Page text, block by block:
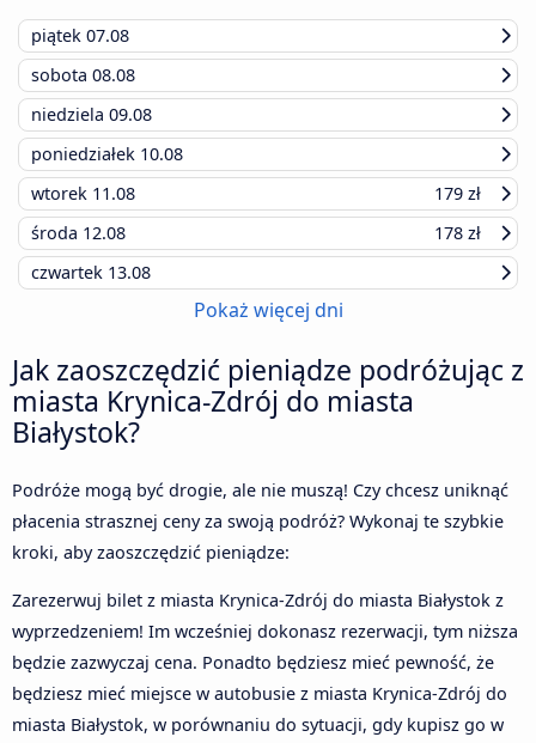
piątek 07.08
sobota 08.08
niedziela 09.08
poniedziałek 10.08
wtorek 11.08
179 zł
środa 12.08
178 zł
czwartek 13.08
Pokaż więcej dni
Jak zaoszczędzić pieniądze podróżując z
miasta Krynica-Zdrój do miasta
Białystok?
Podróże mogą być drogie, ale nie muszą! Czy chcesz uniknąć
płacenia strasznej ceny za swoją podróż? Wykonaj te szybkie
kroki, aby zaoszczędzić pieniądze:
Zarezerwuj bilet z miasta Krynica-Zdrój do miasta Białystok z
wyprzedzeniem! Im wcześniej dokonasz rezerwacji, tym niższa
będzie zazwyczaj cena. Ponadto będziesz mieć pewność, że
będziesz mieć miejsce w autobusie z miasta Krynica-Zdrój do
miasta Białystok, w porównaniu do sytuacji, gdy kupisz go w